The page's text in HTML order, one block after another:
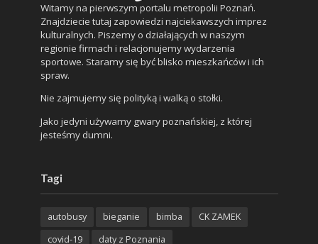
Witamy na pierwszym portalu metropolii Poznań.
Znajdziecie tutaj zapowiedzi najciekawszych imprez
kulturalnych. Piszemy o działających w naszym
regionie firmach i relacjonujemy wydarzenia
sportowe. Staramy się być blisko mieszkańców i ich
spraw.
Nie zajmujemy się polityką i walką o stołki.
Jako jedyni używamy gwary poznańskiej, z której
jesteśmy dumni.
Tagi
autobusy bieganie bimba
CK ZAMEK
covid-19
daty z Poznania